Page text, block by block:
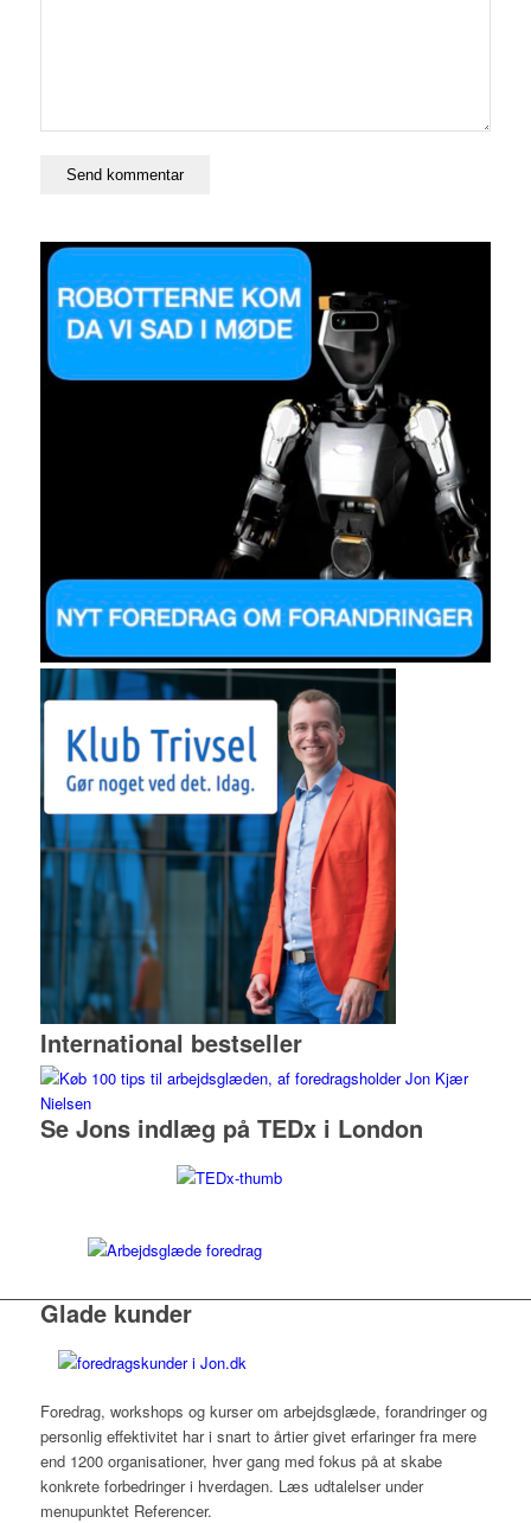
International bestseller
Se Jons indlæg på TEDx i London
Glade kunder
Foredrag, workshops og kurser om arbejdsglæde, forandringer og
personlig effektivitet har i snart to årtier givet erfaringer fra mere
end 1200 organisationer, hver gang med fokus på at skabe
konkrete forbedringer i hverdagen. Læs udtalelser under
menupunktet Referencer.